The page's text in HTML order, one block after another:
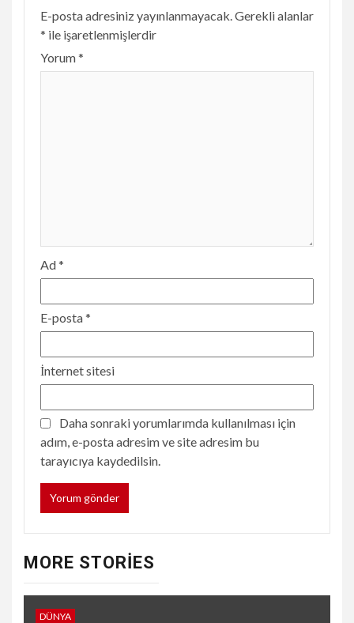
E-posta adresiniz yayınlanmayacak.Gerekli alanlar
* ile işaretlenmişlerdir
Yorum*
Ad*
E-posta*
İnternet sitesi
Daha sonraki yorumlarımda kullanılması için
adım, e-posta adresim ve site adresim bu
tarayıcıya kaydedilsin.
MORE STORIES
DÜNYA